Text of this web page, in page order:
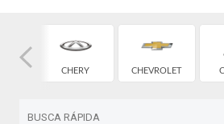
CHERY
CHEVROLET
BUSCA RÁPIDA